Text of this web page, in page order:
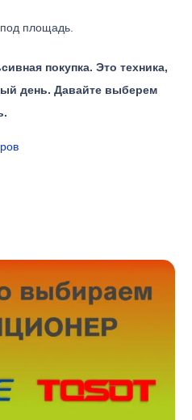
площадь.
покупка. Это техника,
день. Давайте выберем